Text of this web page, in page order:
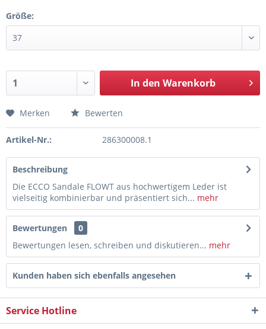
Größe:
In den Warenkorb
Merken Bewerten
Artikel-Nr.: 286300008.1
Beschreibung
Die ECCO Sandale FLOWT aus hochwertigem Leder ist
vielseitig kombinierbar und präsentiert sich... mehr
Bewertungen
0
Bewertungen lesen, schreiben und diskutieren... mehr
Kunden haben sich ebenfalls angesehen
Service Hotline